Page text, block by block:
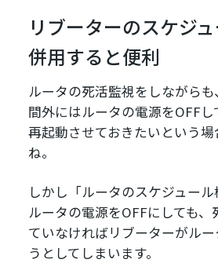
リブーターのスケジ
併用すると便利
ルータの死活監視をしながら
間外にはルータの電源をOFF
再起動させておきたいという
ね。
しかし「ルータのスケジュー
ルータの電源をOFFにしても、
ていなければリブーターがル
うとしてしまいます。